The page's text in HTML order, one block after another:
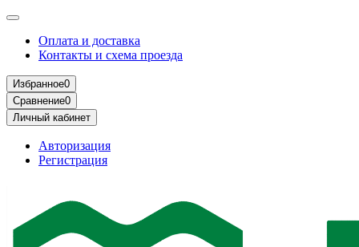
Оплата и доставка
Контакты и схема проезда
Избранное0
Сравнение0
Личный кабинет
Авторизация
Регистрация